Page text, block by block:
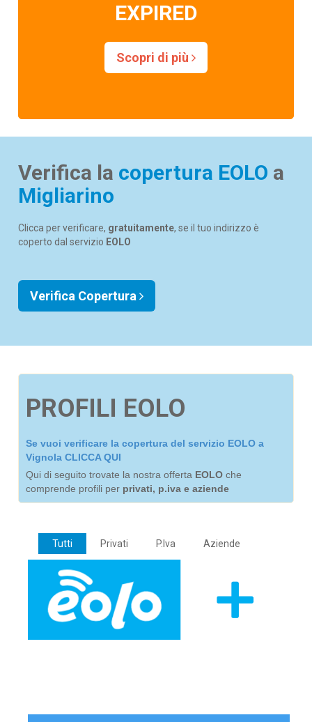
EXPIRED
Scopri di più
Verifica la copertura EOLO a
Migliarino
Clicca per verificare, gratuitamente, se il tuo indirizzo è
coperto dal servizio EOLO
Verifica Copertura
PROFILI EOLO
Se vuoi verificare la copertura del servizio EOLO a
Vignola CLICCA QUI
Qui di seguito trovate la nostra offerta EOLO che
comprende profili per privati, p.iva e aziende
Tutti Privati P.Iva Aziende